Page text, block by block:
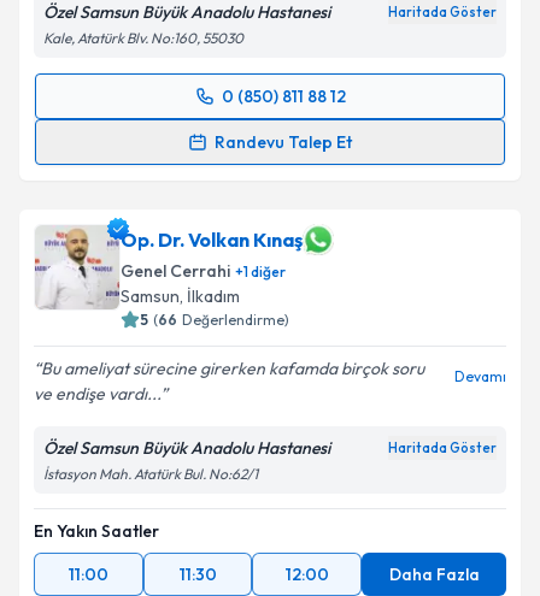
Özel Samsun Büyük Anadolu Hastanesi Haritada Göster
Kale, Atatürk Blv. No:160, 55030
0 (850) 811 88 12
Randevu Talep Et
Randevu Takvimi Talebi
takvim hazırlandığında e-posta ile bilgilendireceğiz.
E-posta Adresiniz
Kişisel verilerimin işlenmesine ilişkin
kapsamda işlenmesini kabul ediyorum.
Op. Dr. Volkan Kınaş
Genel Cerrahi +1diğer
Samsun, İlkadım
5 (66 Değerlendirme)
Bu ameliyat sürecine girerken kafamda birçok soru
ve endişe vardı...
Devamı
Özel Samsun Büyük Anadolu Hastanesi Haritada Göster
İstasyon Mah. Atatürk Bul. No:62/1
En Yakın Saatler
11:00
11:30 12:00 Daha Fazla